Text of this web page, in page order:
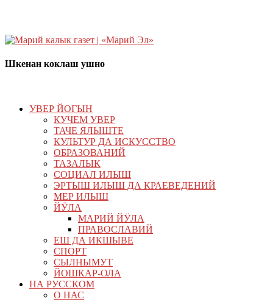
Шкенан коклаш ушно
УВЕР ЙОГЫН
КУЧЕМ УВЕР
ТАЧЕ ЯЛЫШТЕ
КУЛЬТУР ДА ИСКУССТВО
ОБРАЗОВАНИЙ
ТАЗАЛЫК
СОЦИАЛ ИЛЫШ
ЭРТЫШ ИЛЫШ ДА КРАЕВЕДЕНИЙ
МЕР ИЛЫШ
ЙӰЛА
МАРИЙ ЙӰЛА
ПРАВОСЛАВИЙ
ЕШ ДА ИКШЫВЕ
СПОРТ
СЫЛНЫМУТ
ЙОШКАР-ОЛА
НА РУССКОМ
О НАС